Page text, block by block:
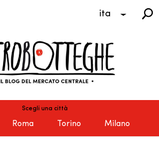
ita
Scegli una città
Roma Torino Milano